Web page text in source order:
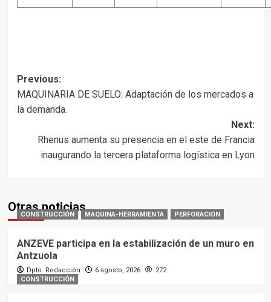
Post
navigation
Previous:
MAQUINARIA DE SUELO: Adaptación de los mercados a
la demanda.
Next:
Rhenus aumenta su presencia en el este de Francia
inaugurando la tercera plataforma logística en Lyon
Otras noticias
CONSTRUCCIÓN MAQUINA-HERRAMIENTA PERFORACION
ANZEVE participa en la estabilización de un muro en
Antzuola
Dpto. Redacción 6 agosto, 2026
272
CONSTRUCCIÓN